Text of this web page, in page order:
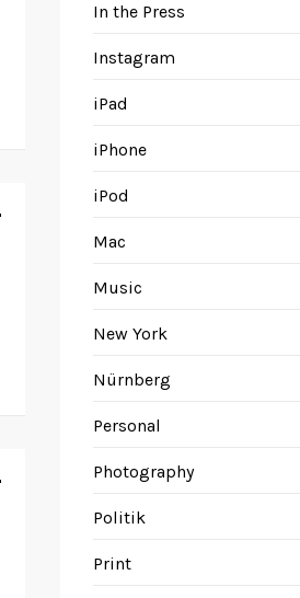
In the Press
Instagram
iPad
iPhone
iPod
Mac
Music
New York
Nürnberg
Personal
Photography
Politik
Print